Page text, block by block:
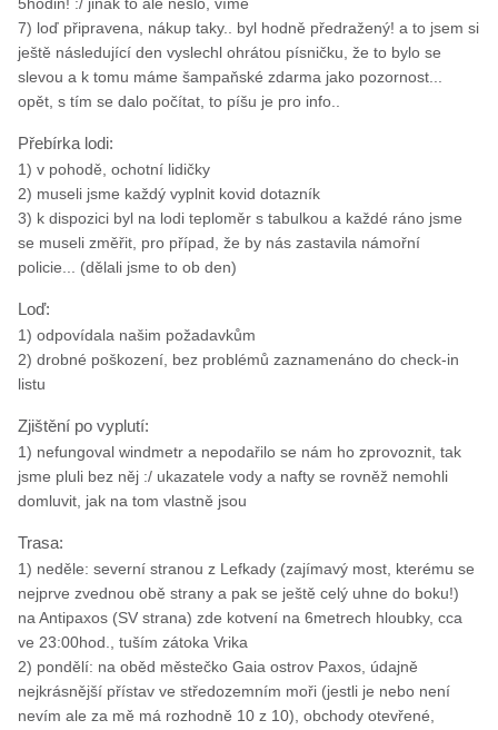
7) loď připravena, nákup taky.. byl hodně předražený! a to jsem si
ještě následující den vyslechl ohrátou písničku, že to bylo se
slevou a k tomu máme šampaňské zdarma jako pozornost...
opět, s tím se dalo počítat, to píšu je pro info..
Přebírka lodi:
1) v pohodě, ochotní lidičky
2) museli jsme každý vyplnit kovid dotazník
3) k dispozici byl na lodi teploměr s tabulkou a každé ráno jsme
se museli změřit, pro případ, že by nás zastavila námořní
policie... (dělali jsme to ob den)
Loď:
1) odpovídala našim požadavkům
2) drobné poškození, bez problémů zaznamenáno do check-in
listu
Zjištění po vyplutí:
1) nefungoval windmetr a nepodařilo se nám ho zprovoznit, tak
jsme pluli bez něj :/ ukazatele vody a nafty se rovněž nemohli
domluvit, jak na tom vlastně jsou
Trasa:
1) neděle: severní stranou z Lefkady (zajímavý most, kterému se
nejprve zvednou obě strany a pak se ještě celý uhne do boku!)
na Antipaxos (SV strana) zde kotvení na 6metrech hloubky, cca
ve 23:00hod., tuším zátoka Vrika
2) pondělí: na oběd městečko Gaia ostrov Paxos, údajně
nejkrásnější přístav ve středozemním moři (jestli je nebo není
nevím ale za mě má rozhodně 10 z 10), obchody otevřené,